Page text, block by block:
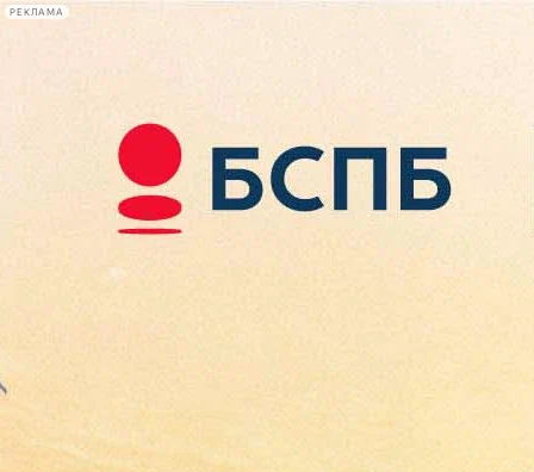
РЕКЛАМА
Сегодня:
2026.08.09
13:45
Афиша Plus